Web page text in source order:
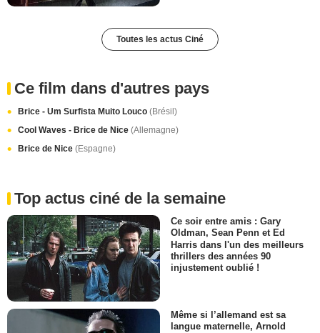
Toutes les actus Ciné
Ce film dans d'autres pays
Brice - Um Surfista Muito Louco (Brésil)
Cool Waves - Brice de Nice (Allemagne)
Brice de Nice (Espagne)
Top actus ciné de la semaine
Ce soir entre amis : Gary
Oldman, Sean Penn et Ed
Harris dans l'un des meilleurs
thrillers des années 90
injustement oublié !
Même si l’allemand est sa
langue maternelle, Arnold